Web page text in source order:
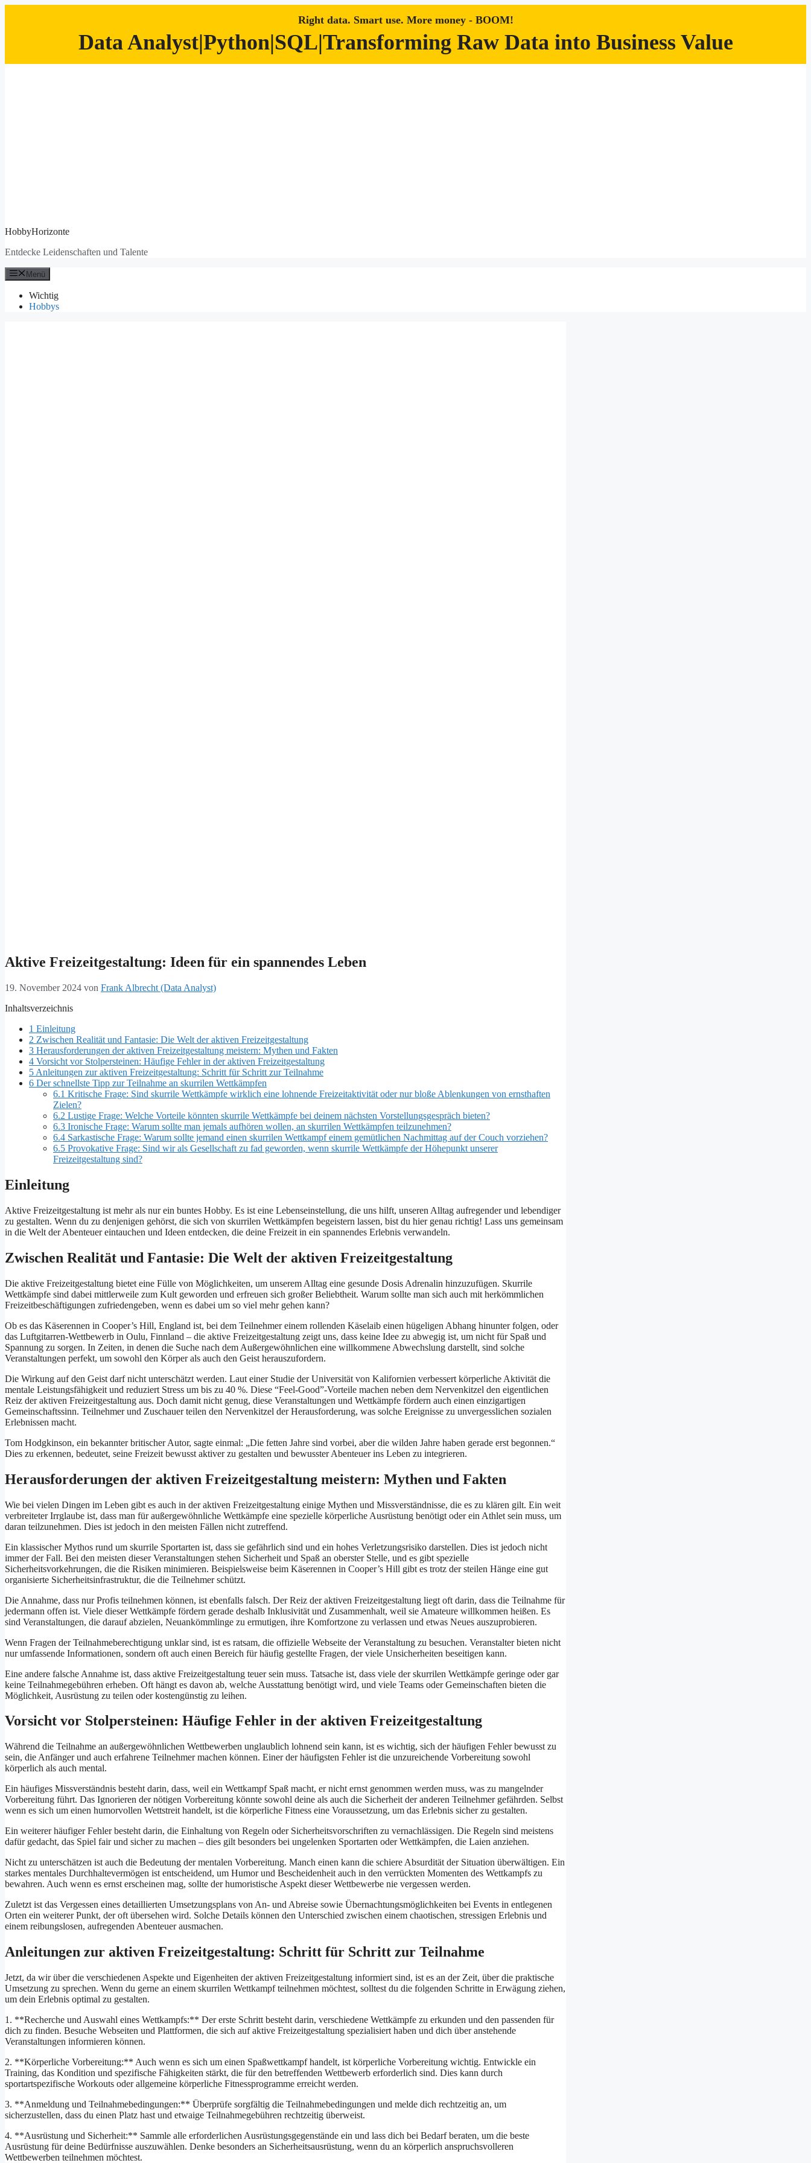
Right data. Smart use. More money - BOOM!
Data Analyst|Python|SQL|Transforming Raw Data into Business Value
HobbyHorizonte
Entdecke Leidenschaften und Talente
Menü
Wichtig
Hobbys
Aktive Freizeitgestaltung: Ideen für ein spannendes Leben
19. November 2024 von Frank Albrecht (Data Analyst)
Inhaltsverzeichnis
1 Einleitung
2 Zwischen Realität und Fantasie: Die Welt der aktiven Freizeitgestaltung
3 Herausforderungen der aktiven Freizeitgestaltung meistern: Mythen und Fakten
4 Vorsicht vor Stolpersteinen: Häufige Fehler in der aktiven Freizeitgestaltung
5 Anleitungen zur aktiven Freizeitgestaltung: Schritt für Schritt zur Teilnahme
6 Der schnellste Tipp zur Teilnahme an skurrilen Wettkämpfen
6.1 Kritische Frage: Sind skurrile Wettkämpfe wirklich eine lohnende Freizeitaktivität oder nur bloße Ablenkungen von ernsthaften
Zielen?
6.2 Lustige Frage: Welche Vorteile könnten skurrile Wettkämpfe bei deinem nächsten Vorstellungsgespräch bieten?
6.3 Ironische Frage: Warum sollte man jemals aufhören wollen, an skurrilen Wettkämpfen teilzunehmen?
6.4 Sarkastische Frage: Warum sollte jemand einen skurrilen Wettkampf einem gemütlichen Nachmittag auf der Couch vorziehen?
6.5 Provokative Frage: Sind wir als Gesellschaft zu fad geworden, wenn skurrile Wettkämpfe der Höhepunkt unserer
Freizeitgestaltung sind?
Einleitung
Aktive Freizeitgestaltung ist mehr als nur ein buntes Hobby. Es ist eine Lebenseinstellung, die uns hilft, unseren Alltag aufregender und lebendiger
zu gestalten. Wenn du zu denjenigen gehörst, die sich von skurrilen Wettkämpfen begeistern lassen, bist du hier genau richtig! Lass uns gemeinsam
in die Welt der Abenteuer eintauchen und Ideen entdecken, die deine Freizeit in ein spannendes Erlebnis verwandeln.
Zwischen Realität und Fantasie: Die Welt der aktiven Freizeitgestaltung
Die aktive Freizeitgestaltung bietet eine Fülle von Möglichkeiten, um unserem Alltag eine gesunde Dosis Adrenalin hinzuzufügen. Skurrile
Wettkämpfe sind dabei mittlerweile zum Kult geworden und erfreuen sich großer Beliebtheit. Warum sollte man sich auch mit herkömmlichen
Freizeitbeschäftigungen zufriedengeben, wenn es dabei um so viel mehr gehen kann?
Ob es das Käserennen in Cooper’s Hill, England ist, bei dem Teilnehmer einem rollenden Käselaib einen hügeligen Abhang hinunter folgen, oder
das Luftgitarren-Wettbewerb in Oulu, Finnland – die aktive Freizeitgestaltung zeigt uns, dass keine Idee zu abwegig ist, um nicht für Spaß und
Spannung zu sorgen. In Zeiten, in denen die Suche nach dem Außergewöhnlichen eine willkommene Abwechslung darstellt, sind solche
Veranstaltungen perfekt, um sowohl den Körper als auch den Geist herauszufordern.
Die Wirkung auf den Geist darf nicht unterschätzt werden. Laut einer Studie der Universität von Kalifornien verbessert körperliche Aktivität die
mentale Leistungsfähigkeit und reduziert Stress um bis zu 40 %. Diese “Feel-Good”-Vorteile machen neben dem Nervenkitzel den eigentlichen
Reiz der aktiven Freizeitgestaltung aus. Doch damit nicht genug, diese Veranstaltungen und Wettkämpfe fördern auch einen einzigartigen
Gemeinschaftssinn. Teilnehmer und Zuschauer teilen den Nervenkitzel der Herausforderung, was solche Ereignisse zu unvergesslichen sozialen
Erlebnissen macht.
Tom Hodgkinson, ein bekannter britischer Autor, sagte einmal: „Die fetten Jahre sind vorbei, aber die wilden Jahre haben gerade erst begonnen.“
Dies zu erkennen, bedeutet, seine Freizeit bewusst aktiver zu gestalten und bewusster Abenteuer ins Leben zu integrieren.
Herausforderungen der aktiven Freizeitgestaltung meistern: Mythen und Fakten
Wie bei vielen Dingen im Leben gibt es auch in der aktiven Freizeitgestaltung einige Mythen und Missverständnisse, die es zu klären gilt. Ein weit
verbreiteter Irrglaube ist, dass man für außergewöhnliche Wettkämpfe eine spezielle körperliche Ausrüstung benötigt oder ein Athlet sein muss, um
daran teilzunehmen. Dies ist jedoch in den meisten Fällen nicht zutreffend.
Ein klassischer Mythos rund um skurrile Sportarten ist, dass sie gefährlich sind und ein hohes Verletzungsrisiko darstellen. Dies ist jedoch nicht
immer der Fall. Bei den meisten dieser Veranstaltungen stehen Sicherheit und Spaß an oberster Stelle, und es gibt spezielle
Sicherheitsvorkehrungen, die die Risiken minimieren. Beispielsweise beim Käserennen in Cooper’s Hill gibt es trotz der steilen Hänge eine gut
organisierte Sicherheitsinfrastruktur, die die Teilnehmer schützt.
Die Annahme, dass nur Profis teilnehmen können, ist ebenfalls falsch. Der Reiz der aktiven Freizeitgestaltung liegt oft darin, dass die Teilnahme für
jedermann offen ist. Viele dieser Wettkämpfe fördern gerade deshalb Inklusivität und Zusammenhalt, weil sie Amateure willkommen heißen. Es
sind Veranstaltungen, die darauf abzielen, Neuankömmlinge zu ermutigen, ihre Komfortzone zu verlassen und etwas Neues auszuprobieren.
Wenn Fragen der Teilnahmeberechtigung unklar sind, ist es ratsam, die offizielle Webseite der Veranstaltung zu besuchen. Veranstalter bieten nicht
nur umfassende Informationen, sondern oft auch einen Bereich für häufig gestellte Fragen, der viele Unsicherheiten beseitigen kann.
Eine andere falsche Annahme ist, dass aktive Freizeitgestaltung teuer sein muss. Tatsache ist, dass viele der skurrilen Wettkämpfe geringe oder gar
keine Teilnahmegebühren erheben. Oft hängt es davon ab, welche Ausstattung benötigt wird, und viele Teams oder Gemeinschaften bieten die
Möglichkeit, Ausrüstung zu teilen oder kostengünstig zu leihen.
Vorsicht vor Stolpersteinen: Häufige Fehler in der aktiven Freizeitgestaltung
Während die Teilnahme an außergewöhnlichen Wettbewerben unglaublich lohnend sein kann, ist es wichtig, sich der häufigen Fehler bewusst zu
sein, die Anfänger und auch erfahrene Teilnehmer machen können. Einer der häufigsten Fehler ist die unzureichende Vorbereitung sowohl
körperlich als auch mental.
Ein häufiges Missverständnis besteht darin, dass, weil ein Wettkampf Spaß macht, er nicht ernst genommen werden muss, was zu mangelnder
Vorbereitung führt. Das Ignorieren der nötigen Vorbereitung könnte sowohl deine als auch die Sicherheit der anderen Teilnehmer gefährden. Selbst
wenn es sich um einen humorvollen Wettstreit handelt, ist die körperliche Fitness eine Voraussetzung, um das Erlebnis sicher zu gestalten.
Ein weiterer häufiger Fehler besteht darin, die Einhaltung von Regeln oder Sicherheitsvorschriften zu vernachlässigen. Die Regeln sind meistens
dafür gedacht, das Spiel fair und sicher zu machen – dies gilt besonders bei ungelenken Sportarten oder Wettkämpfen, die Laien anziehen.
Nicht zu unterschätzen ist auch die Bedeutung der mentalen Vorbereitung. Manch einen kann die schiere Absurdität der Situation überwältigen. Ein
starkes mentales Durchhaltevermögen ist entscheidend, um Humor und Bescheidenheit auch in den verrückten Momenten des Wettkampfs zu
bewahren. Auch wenn es ernst erscheinen mag, sollte der humoristische Aspekt dieser Wettbewerbe nie vergessen werden.
Zuletzt ist das Vergessen eines detaillierten Umsetzungsplans von An- und Abreise sowie Übernachtungsmöglichkeiten bei Events in entlegenen
Orten ein weiterer Punkt, der oft übersehen wird. Solche Details können den Unterschied zwischen einem chaotischen, stressigen Erlebnis und
einem reibungslosen, aufregenden Abenteuer ausmachen.
Anleitungen zur aktiven Freizeitgestaltung: Schritt für Schritt zur Teilnahme
Jetzt, da wir über die verschiedenen Aspekte und Eigenheiten der aktiven Freizeitgestaltung informiert sind, ist es an der Zeit, über die praktische
Umsetzung zu sprechen. Wenn du gerne an einem skurrilen Wettkampf teilnehmen möchtest, solltest du die folgenden Schritte in Erwägung ziehen,
um dein Erlebnis optimal zu gestalten.
1. **Recherche und Auswahl eines Wettkampfs:** Der erste Schritt besteht darin, verschiedene Wettkämpfe zu erkunden und den passenden für
dich zu finden. Besuche Webseiten und Plattformen, die sich auf aktive Freizeitgestaltung spezialisiert haben und dich über anstehende
Veranstaltungen informieren können.
2. **Körperliche Vorbereitung:** Auch wenn es sich um einen Spaßwettkampf handelt, ist körperliche Vorbereitung wichtig. Entwickle ein
Training, das Kondition und spezifische Fähigkeiten stärkt, die für den betreffenden Wettbewerb erforderlich sind. Dies kann durch
sportartspezifische Workouts oder allgemeine körperliche Fitnessprogramme erreicht werden.
3. **Anmeldung und Teilnahmebedingungen:** Überprüfe sorgfältig die Teilnahmebedingungen und melde dich rechtzeitig an, um
sicherzustellen, dass du einen Platz hast und etwaige Teilnahmegebühren rechtzeitig überweist.
4. **Ausrüstung und Sicherheit:** Sammle alle erforderlichen Ausrüstungsgegenstände ein und lass dich bei Bedarf beraten, um die beste
Ausrüstung für deine Bedürfnisse auszuwählen. Denke besonders an Sicherheitsausrüstung, wenn du an körperlich anspruchsvolleren
Wettbewerben teilnehmen möchtest.